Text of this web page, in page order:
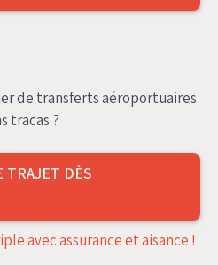
de transferts aéroportuaires
tracas ?
TRAJET DÈS
avec assurance et aisance !